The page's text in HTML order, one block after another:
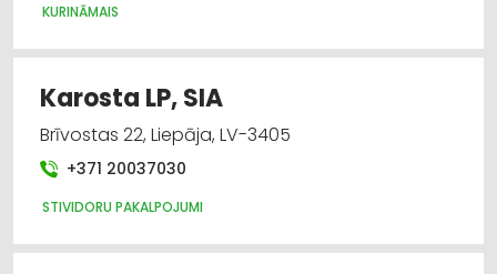
KURINĀMAIS
Karosta LP, SIA
Brīvostas 22, Liepāja, LV-3405
+371 20037030
STIVIDORU PAKALPOJUMI